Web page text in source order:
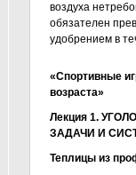
воздуха
обязателен
удобрением в
«Спортивные
возраста»
Лекция 1.
ЗАДАЧИ И
Теплицы из